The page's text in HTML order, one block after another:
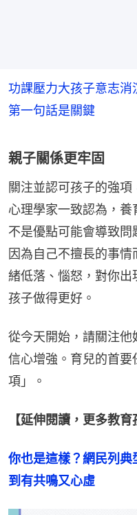
功課壓力大孩子意志
第一句話是關鍵
親子關係更牢固
關注並認可孩子的強項
心理學家一致認為，
不是優點可能會導致
因為自己不擅長的事
緒低落、惱怒，對你
孩子做得更好。
從今天開始，請關注他
信心增強。育兒的首
項」。
【延伸閱讀，更多教育
你也是這樣？網民列
到有共鳴又心虛